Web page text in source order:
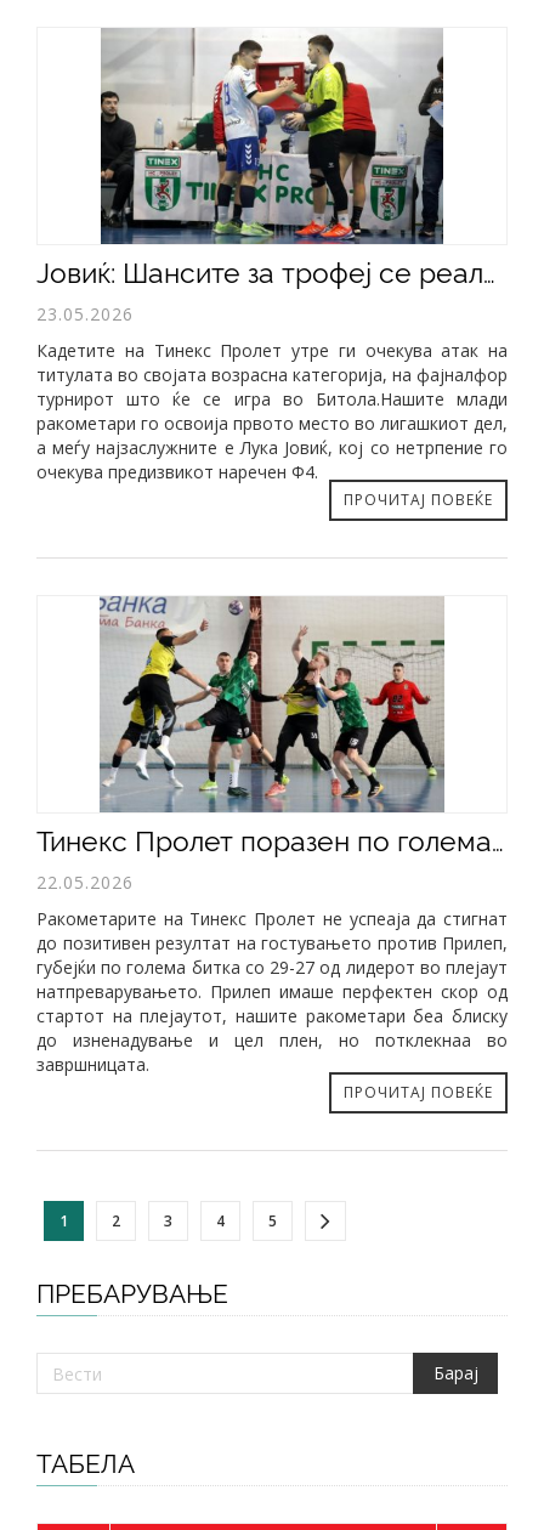
​Јовиќ: Шансите за трофеј се реални, но на Ф4 нема лесни натпревари
23.05.2026
Кадетите на Тинекс Пролет утре ги очекува атак на
титулата во својата возрасна категорија, на фајналфор
турнирот што ќе се игра во Битола.Нашите млади
ракометари го освоија првото место во лигашкиот дел,
а меѓу најзаслужните е Лука Јовиќ, кој со нетрпение го
очекува предизвикот наречен Ф4.
ПРОЧИТАЈ ПОВЕЌЕ
​Тинекс Пролет поразен по голема борба во Прилеп
22.05.2026
Ракометарите на Тинекс Пролет не успеаја да стигнат
до позитивен резултат на гостувањето против Прилеп,
губејќи по голема битка со 29-27 од лидерот во плејаут
натпреварувањето. Прилеп имаше перфектен скор од
стартот на плејаутот, нашите ракометари беа блиску
до изненадување и цел плен, но потклекнаа во
завршницата.
ПРОЧИТАЈ ПОВЕЌЕ
1 2 3 4 5
ПРЕБАРУВАЊЕ
ТАБЕЛА